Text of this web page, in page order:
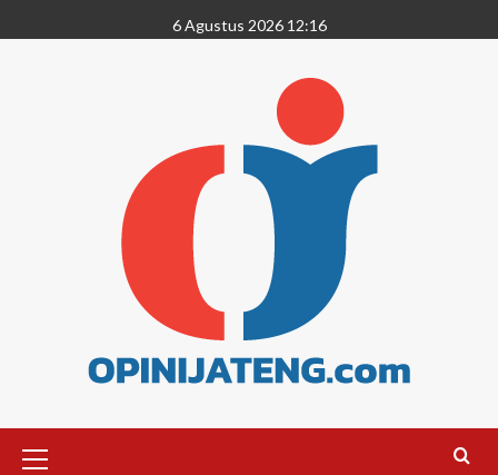
6 Agustus 2026 12:16